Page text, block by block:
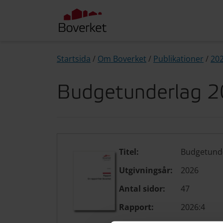
Startsida / Om Boverket / Publikationer /
Budgetunderlag
Titel:
Utgivningsår:
2026
Antal sidor:
47
Rapport:
2026:4